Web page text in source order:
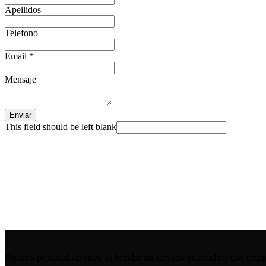
Apellidos
Telefono
Email *
Mensaje
Enviar
This field should be left blank